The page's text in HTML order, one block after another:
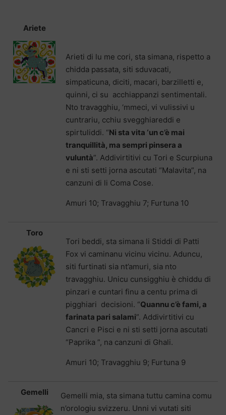
Ariete
Arieti di lu me cori, sta simana, rispetto a
chidda passata, siti sduvacati,
simpaticuna, diciti, macari, barzilletti e,
quinni, ci su acchiappanzi sentimentali.
Nto travagghiu, ‘mmeci, vi vulissivi u
cuntrariu, cchiu svegghiareddi e
spirtuliddi. “Ni sta vita ‘un c’è mai
tranquillità, ma sempri pinsera a
vuluntà”. Addivirtitivi cu Tori e Scurpiuna
e ni sti setti jorna ascutati “Malavita”, na
canzuni di li Coma Cose.
Amuri 10; Travagghiu 7; Furtuna 10
Toro
Tori beddi, sta simana li Stiddi di Patti
Fox vi caminanu vicinu vicinu. Aduncu,
siti furtinati sia nt’amuri, sia nto
travagghiu. Unicu cunsigghiu è chiddu di
pinzari e cuntari finu a centu prima di
pigghiari decisioni. “Quannu c’è fami, a
farinata pari salami”. Addivirtitivi cu
Cancri e Pisci e ni sti setti jorna ascutati
“Paprika ”, na canzuni di Ghali.
Amuri 10; Travagghiu 9; Furtuna 9
Gemelli
Gemelli mia, sta simana tuttu camina comu
n’orologiu svizzeru. Unni vi vutati siti